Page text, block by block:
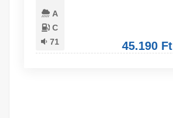
A
C
71
45.190 Ft